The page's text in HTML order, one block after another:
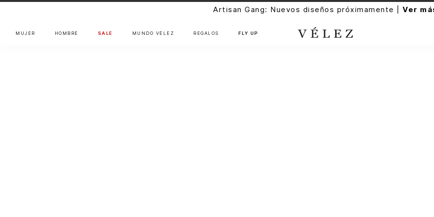
Artisan Gang: Nuevos diseños próximamente |Ver
MUJER HOMBRE SALE MUNDO VÉLEZ REGALOS FLY UP